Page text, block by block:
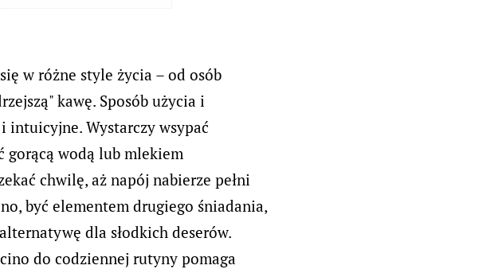
w różne style życia – od osób
kawę. Sposób użycia i
intuicyjne. Wystarczy wsypać
wodą lub mlekiem
chwilę, aż napój nabierze pełni
być elementem drugiego śniadania,
dla słodkich deserów.
do codziennej rutyny pomaga